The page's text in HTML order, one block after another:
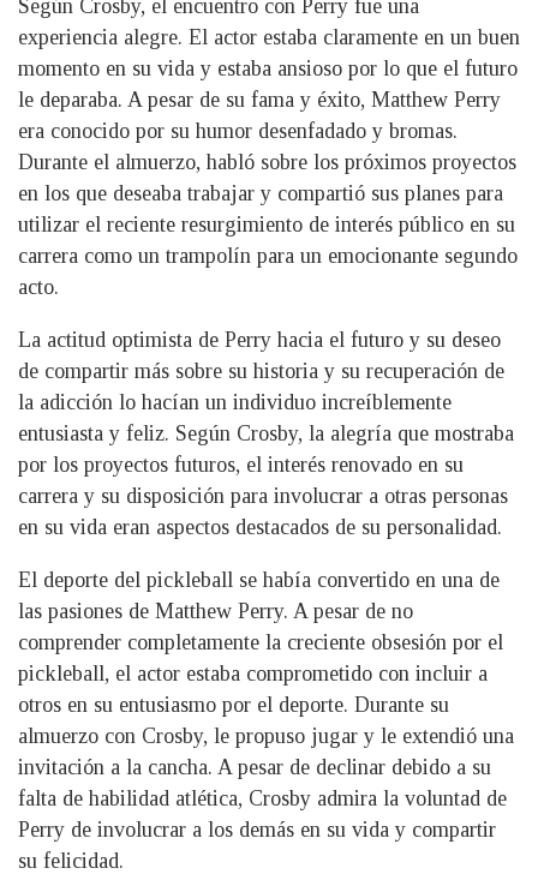
Según Crosby, el encuentro con Perry fue una
experiencia alegre. El actor estaba claramente en un buen
momento en su vida y estaba ansioso por lo que el futuro
le deparaba. A pesar de su fama y éxito, Matthew Perry
era conocido por su humor desenfadado y bromas.
Durante el almuerzo, habló sobre los próximos proyectos
en los que deseaba trabajar y compartió sus planes para
utilizar el reciente resurgimiento de interés público en su
carrera como un trampolín para un emocionante segundo
acto.
La actitud optimista de Perry hacia el futuro y su deseo
de compartir más sobre su historia y su recuperación de
la adicción lo hacían un individuo increíblemente
entusiasta y feliz. Según Crosby, la alegría que mostraba
por los proyectos futuros, el interés renovado en su
carrera y su disposición para involucrar a otras personas
en su vida eran aspectos destacados de su personalidad.
El deporte del pickleball se había convertido en una de
las pasiones de Matthew Perry. A pesar de no
comprender completamente la creciente obsesión por el
pickleball, el actor estaba comprometido con incluir a
otros en su entusiasmo por el deporte. Durante su
almuerzo con Crosby, le propuso jugar y le extendió una
invitación a la cancha. A pesar de declinar debido a su
falta de habilidad atlética, Crosby admira la voluntad de
Perry de involucrar a los demás en su vida y compartir
su felicidad.